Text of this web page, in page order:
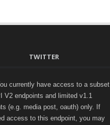
TWITTER
currently have access to a subset
V2 endpoints and limited v1.1
(e.g. media post, oauth) only. If
access to this endpoint, you may